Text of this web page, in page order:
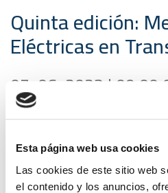
Esta página web usa cookies
Las cookies de este sitio web
el contenido y los anuncios,
Quinta edición:
Eléctricas en
07-06-2023 |
Móstoles
CEISLAB, ha organizado para
junioel curso presencial “
transformadores ” que se